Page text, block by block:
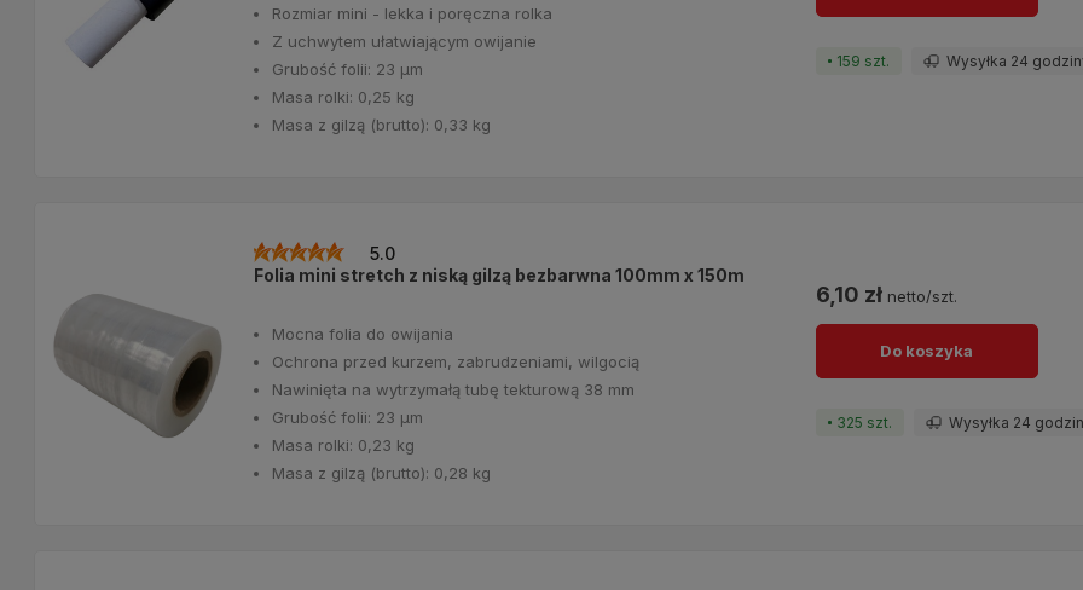
Rozmiar mini - lekka i poręczna rolka
Z uchwytem ułatwiającym owijanie
Grubość folii: 23 μm
Masa rolki: 0,25 kg
Masa z gilzą (brutto): 0,33 kg
159 szt. Wysyłka 24
Folia mini stretch z niską gilzą bezbarwna 100mm x 150m
5.0
Mocna folia do owijania
Ochrona przed kurzem, zabrudzeniami, wilgocią
Nawinięta na wytrzymałą tubę tekturową 38 mm
Grubość folii: 23 μm
Masa rolki: 0,23 kg
Masa z gilzą (brutto): 0,28 kg
6,10 zł netto/szt.
Do koszyka
325 szt. Wysyłka 24